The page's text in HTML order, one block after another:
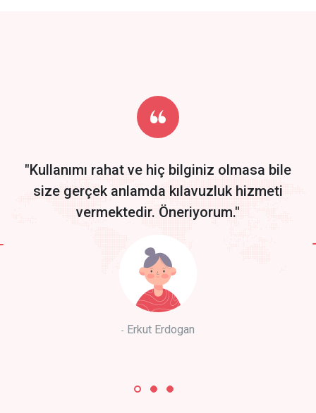
Start by trying our service for 30 days free trial no credit card
required.
"Kullanımı rahat ve hiç bilginiz olmasa bile
size gerçek anlamda kılavuzluk hizmeti
vermektedir. Öneriyorum."
Erkut Erdogan